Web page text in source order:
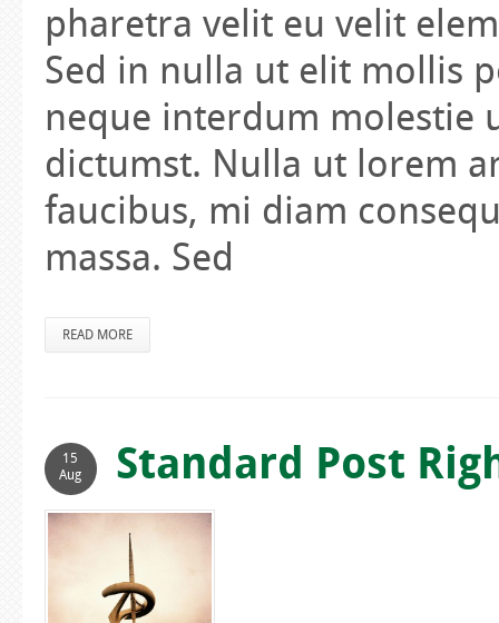
pharetra velit eu velit
Sed in nulla ut elit mollis
neque interdum molestie
dictumst. Nulla ut lorem
faucibus, mi diam
massa. Sed
READ MORE
15
Aug
Standard Post